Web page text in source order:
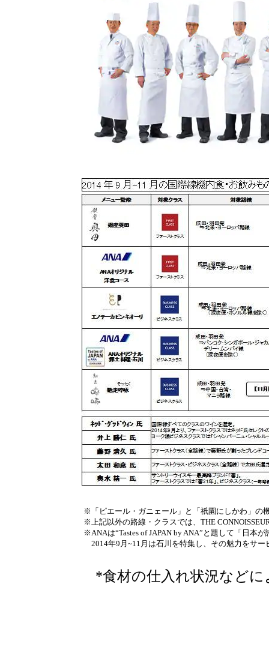
※ 「ピエール・ガニェール」と「祇園にしかわ」
※上記以外の路線・クラスでは、THE
※ANAは“Tastes of JAPAN by ANA”と題して「日本
2014年9月~11月は石川を特集し、その魅力をサ
*食材の仕入れ状況など